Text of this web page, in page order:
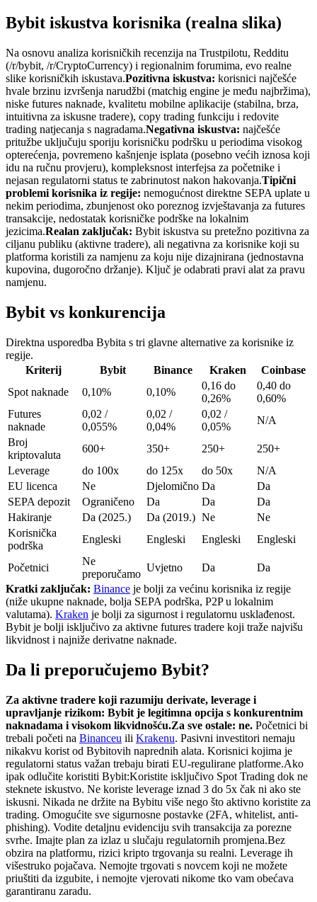
Bybit iskustva korisnika (realna slika)
Na osnovu analiza korisničkih recenzija na Trustpilotu, Redditu
(/r/bybit, /r/CryptoCurrency) i regionalnim forumima, evo realne
slike korisničkih iskustava.Pozitivna iskustva: korisnici najčešće
hvale brzinu izvršenja narudžbi (matchig engine je među najbržima),
niske futures naknade, kvalitetu mobilne aplikacije (stabilna, brza,
intuitivna za iskusne tradere), copy trading funkciju i redovite
trading natjecanja s nagradama.Negativna iskustva: najčešće
pritužbe uključuju sporiju korisničku podršku u periodima visokog
opterećenja, povremeno kašnjenje isplata (posebno većih iznosa koji
idu na ručnu provjeru), kompleksnost interfejsa za početnike i
nejasan regulatorni status te zabrinutost nakon hakovanja.Tipični
problemi korisnika iz regije: nemogućnost direktne SEPA uplate u
nekim periodima, zbunjenost oko poreznog izvještavanja za futures
transakcije, nedostatak korisničke podrške na lokalnim
jezicima.Realan zaključak: Bybit iskustva su pretežno pozitivna za
ciljanu publiku (aktivne tradere), ali negativna za korisnike koji su
platforma koristili za namjenu za koju nije dizajnirana (jednostavna
kupovina, dugoročno držanje). Ključ je odabrati pravi alat za pravu
namjenu.
Bybit vs konkurencija
Direktna usporedba Bybita s tri glavne alternative za korisnike iz
regije.
Kriterij
Bybit Binance Kraken
Coinbase
Spot naknade
0,10% 0,10%
0,16 do
0,26%
0,40 do
0,60%
Futures
naknade
0,02 /
0,055%
0,02 /
0,04%
0,02 /
0,05%
N/A
Broj
kriptovaluta
600+ 350+ 250+
250+
Leverage
do 100x do 125x do 50x
N/A
EU licenca
Ne Djelomično Da
Da
SEPA depozit
Ograničeno Da Da
Da
Hakiranje
Da (2025.) Da (2019.) Ne
Ne
Korisnička
podrška
Engleski Engleski Engleski Engleski
Početnici
Ne
preporučamo
Uvjetno Da
Da
Kratki zaključak: Binance je bolji za većinu korisnika iz regije
(niže ukupne naknade, bolja SEPA podrška, P2P u lokalnim
valutama). Kraken je bolji za sigurnost i regulatornu usklađenost.
Bybit je bolji isključivo za aktivne futures tradere koji traže najvišu
likvidnost i najniže derivatne naknade.
Da li preporučujemo Bybit?
Za aktivne tradere koji razumiju derivate, leverage i
upravljanje rizikom: Bybit je legitimna opcija s konkurentnim
naknadama i visokom likvidnošću.Za sve ostale: ne. Početnici bi
trebali početi na Binanceu ili Krakenu. Pasivni investitori nemaju
nikakvu korist od Bybitovih naprednih alata. Korisnici kojima je
regulatorni status važan trebaju birati EU-regulirane platforme.Ako
ipak odlučite koristiti Bybit:Koristite isključivo Spot Trading dok ne
steknete iskustvo. Ne koriste leverage iznad 3 do 5x čak ni ako ste
iskusni. Nikada ne držite na Bybitu više nego što aktivno koristite za
trading. Omogućite sve sigurnosne postavke (2FA, whitelist, anti-
phishing). Vodite detaljnu evidenciju svih transakcija za porezne
svrhe. Imajte plan za izlaz u slučaju regulatornih promjena.Bez
obzira na platformu, rizici kripto trgovanja su realni. Leverage ih
višestruko pojačava. Nemojte trgovati s novcem koji ne možete
priuštiti da izgubite, i nemojte vjerovati nikome tko vam obećava
garantiranu zaradu.